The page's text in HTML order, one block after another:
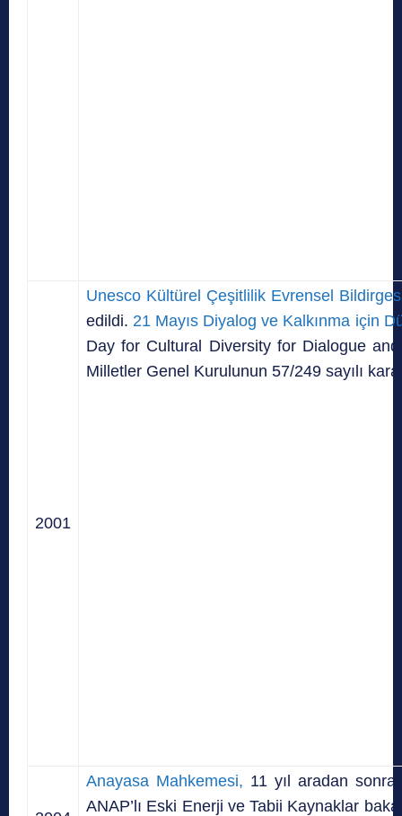
2001
Unesco Kültürel Çeşitlilik Evrensel
edildi. 21 Mayıs Diyalog ve Kalkınma için
Day for Cultural Diversity for Dialogue
Milletler Genel Kurulunun 57/249 sayılı
Anayasa Mahkemesi, 11 yıl aradan sonra
ANAP’lı Eski Enerji ve Tabii Kaynaklar